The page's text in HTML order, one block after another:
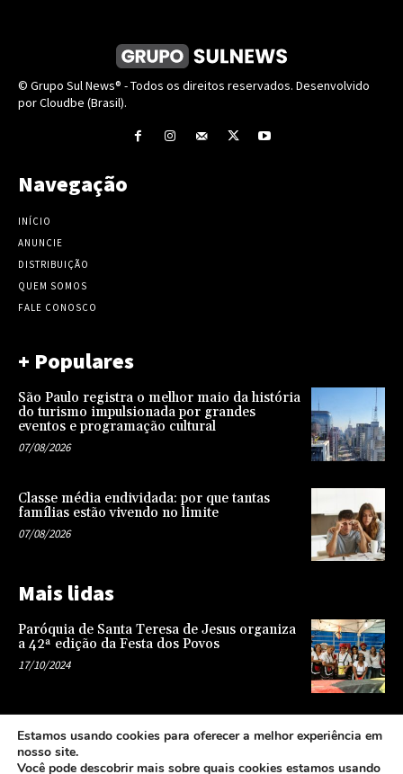
© Grupo Sul News® - Todos os direitos reservados. Desenvolvido
por Cloudbe (Brasil).
Navegação
INÍCIO
ANUNCIE
DISTRIBUIÇÃO
QUEM SOMOS
FALE CONOSCO
+ Populares
São Paulo registra o melhor maio da história
do turismo impulsionada por grandes
eventos e programação cultural
07/08/2026
Classe média endividada: por que tantas
famílias estão vivendo no limite
07/08/2026
Mais lidas
Paróquia de Santa Teresa de Jesus organiza
a 42ª edição da Festa dos Povos
17/10/2024
Representatividade na infância: o papel da
escola na formação de uma sociedade mais
justa e equitativa
Estamos usando cookies para oferecer a melhor experiência em
nosso site.
Você pode descobrir mais sobre quais cookies estamos usando